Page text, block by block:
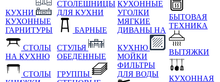
КУХНИ
КУХОННЫЕ
ГАРНИТУРЫ
СТОЛЫ
НА КУХНЮ
СТОЛЫ
СТОЛЕШНИЦЫ
ДЛЯ КУХНИ
БАРНЫЕ
СТУЛЬЯ
ОБЕДЕННЫЕ
ГРУППЫ
КУХОННЫЕ
УГОЛКИ
МЯГКИЕ
ДИВАНЫ НА
КУХНЮ
МОЙКИ
ФИЛЬТРЫ
ДЛЯ ВОДЫ
БЫТОВАЯ
ТЕХНИКА
ВЫТЯЖКИ
КУХОННАЯ